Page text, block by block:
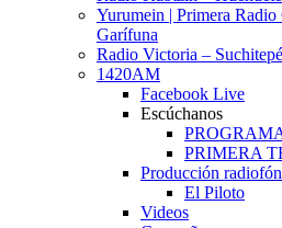
Yurumein | Primera
Garífuna
Radio Victoria –
1420AM
Facebook Live
Escúchanos
PRIMERA
Producción
El Piloto
Videos